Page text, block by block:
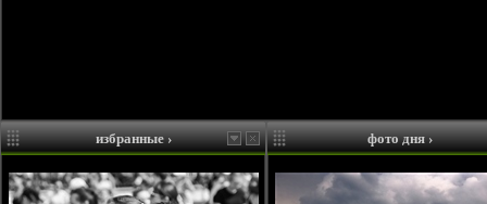
избранные› фото дня›